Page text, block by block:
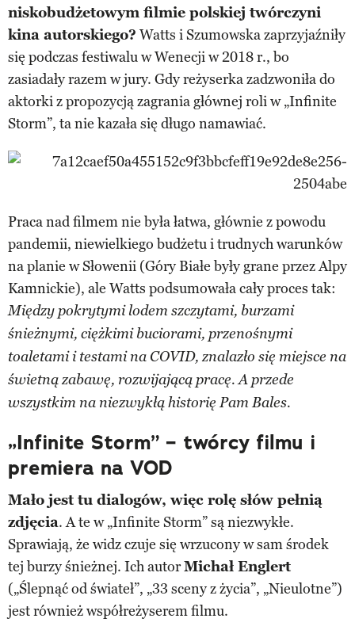
niskobudżetowym filmie polskiej twórczyni
kina autorskiego? Watts i Szumowska zaprzyjaźniły
się podczas festiwalu w Wenecji w 2018 r., bo
zasiadały razem w jury. Gdy reżyserka zadzwoniła do
aktorki z propozycją zagrania głównej roli w „Infinite
Storm”, ta nie kazała się długo namawiać.
Praca nad filmem nie była łatwa, głównie z powodu
pandemii, niewielkiego budżetu i trudnych warunków
na planie w Słowenii (Góry Białe były grane przez Alpy
Kamnickie), ale Watts podsumowała cały proces tak:
Między pokrytymi lodem szczytami, burzami
śnieżnymi, ciężkimi buciorami, przenośnymi
toaletami i testami na COVID, znalazło się miejsce na
świetną zabawę, rozwijającą pracę. A przede
wszystkim na niezwykłą historię Pam Bales.
„Infinite Storm” – twórcy filmu i
premiera na VOD
Mało jest tu dialogów, więc rolę słów pełnią
zdjęcia. A te w „Infinite Storm” są niezwykłe.
Sprawiają, że widz czuje się wrzucony w sam środek
tej burzy śnieżnej. Ich autorMichał Englert
(„Ślepnąć od świateł”, „33 sceny z życia”, „Nieulotne”)
jest również współreżyserem filmu.